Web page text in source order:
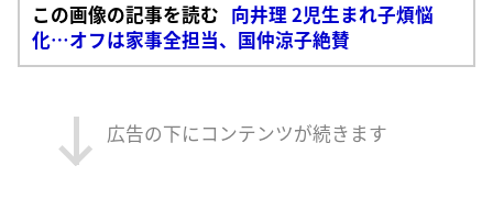
この画像の記事を読む 向井理 2児生まれ子煩悩
化…オフは家事全担当、国仲涼子絶賛
広告の下にコンテンツが続きます